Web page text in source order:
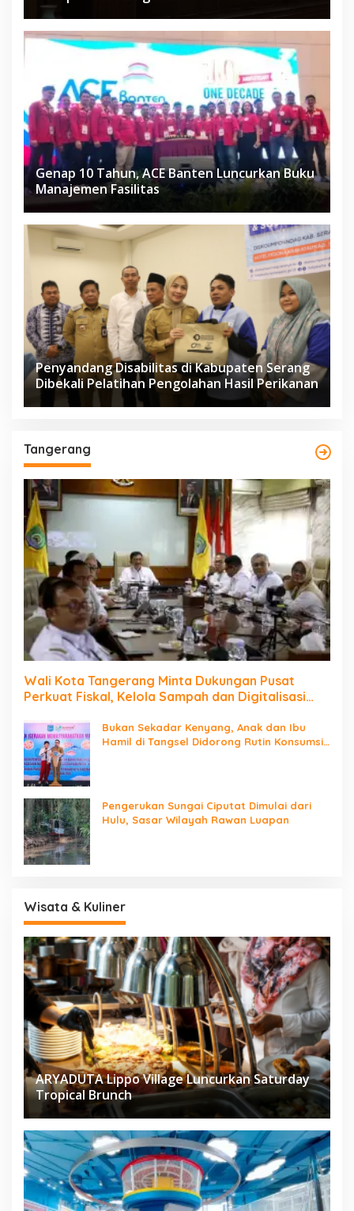
Genap 10 Tahun, ACE Banten Luncurkan Buku
Manajemen Fasilitas
Penyandang Disabilitas di Kabupaten Serang
Dibekali Pelatihan Pengolahan Hasil Perikanan
Tangerang
Wali Kota Tangerang Minta Dukungan Pusat
Perkuat Fiskal, Kelola Sampah dan Digitalisasi
Bukan Sekadar Kenyang, Anak dan Ibu
Hamil di Tangsel Didorong Rutin Konsumsi
Pengerukan Sungai Ciputat Dimulai dari
Hulu, Sasar Wilayah Rawan Luapan
Wisata & Kuliner
ARYADUTA Lippo Village Luncurkan Saturday
Tropical Brunch